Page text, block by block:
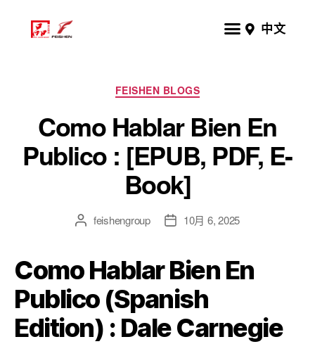
中文
FEISHEN BLOGS
Como Hablar Bien En
Publico : [EPUB, PDF, E-
Book]
feishengroup 10月 6, 2025
Como Hablar Bien En
Publico (Spanish
Edition) : Dale Carnegie